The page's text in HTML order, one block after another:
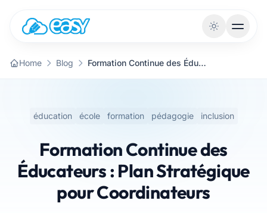
Home Blog Formation Continue des Éducateurs : Plan Stratégique pour Coordinateurs
éducation école formation pédagogie inclusion
Formation Continue des
Éducateurs : Plan Stratégique
pour Coordinateurs